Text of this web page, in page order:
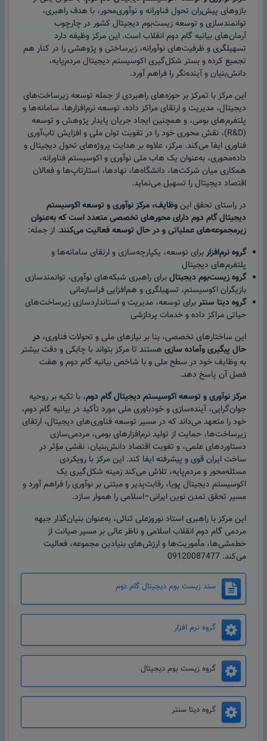
بازوهای پیش‌ران تحول فناورانه و نوآوری‌محور، با هدف راهبری،
توانمندسازی و توسعه زیست‌بوم دیجیتال کشور در چارچوب
آرمان‌های بیانیه گام دوم انقلاب است. این مرکز وظیفه دارد
تسهیلگری و ظرفیت‌های نوآورانه، زیرساختی و پژوهشی را در کنار هم
تجمیع کرده و بستر شکل‌گیری اکوسیستم دیجیتال مردم‌پایه،
دانش‌بنیان و آینده‌نگر را فراهم آورد.
این مرکز با تمرکز بر حوزه‌های راهبردی از جمله توسعه زیرساخت‌های
دیجیتال، مدیریت و ارتقای مراکز داده، توسعه نرم‌افزارها، سامانه‌ها و
پلتفرم‌های بومی، و همچنین ایجاد جریان پایدار پژوهش و توسعه
(R&D)، نقش محوری خود را در تقویت توان ملی و افزایش تاب‌آوری
فناوری ایفا می‌کند. مرکز، علاوه بر هدایت پروژه‌های تحول دیجیتال و
داده‌محوری، به‌عنوان یک هاب ملی نوآوری و اکوسیستم فناورانه،
همکاری میان شرکت‌ها، دانشگاه‌ها، نهادها، استارتاپ‌ها و فعالان
اقتصاد دیجیتال را تسهیل می‌نماید.
در راستای تحقق اینوظایف، مرکز نوآوری و توسعه اکوسیستم
دیجیتال گام دوم دارای محورهای تخصصی متعدد است که به‌عنوان
زیرمجموعه‌های عملیاتی و در حال توسعه فعالیت می‌کنند. از جمله:
گروه نرم‌افزاربرای توسعه، یکپارچه‌سازی و ارتقای سامانه‌ها و
پلتفرم‌های دیجیتال
گروه زیست‌بوم دیجیتالبرای راهبری شبکه‌های نوآوری، توانمندسازی
بازیگران اکوسیستم، تسهیلگری و هم‌افزایی فراسازمانی
گروه دیتا سنتربرای توسعه، مدیریت و استانداردسازی زیرساخت‌های
حیاتی مراکز داده و خدمات پردازشی
این ساختارهای تخصصی، بنا بر نیازهای ملی و تحولات فناوری، در
حال پیگیری وآماده سازی هستند تا مرکز بتواند با چابکی و دقت بیشتر
به وظایف خود در سطح ملی و با شاخص بیانیه گام دوم و هفت
فصل آن پاسخ دهد.
مرکز نوآوری و توسعه اکوسیستم دیجیتال گام دوم، با تکیه بر روحیه
جوان‌گرایی، آینده‌سازی و خودباوری ملی مورد تأکید در بیانیه گام دوم،
خود را متعهد می‌داند که در مسیر توسعه فناوری‌های دیجیتال، ارتقای
زیرساخت‌ها، حمایت از تولید نرم‌افزارهای بومی، مردمی‌سازی
دستاوردهای علمی، و تقویت اقتصاد دانش‌بنیان، نقشی مؤثر در
ساخت ایران قوی و پیشرفته ایفا کند. این مرکز با رویکردی
مسئله‌محور و مردم‌پایه، تلاش می‌کند زمینه شکل‌گیری یک
اکوسیستم دیجیتال پویا، رقابت‌پذیر و مبتنی بر نوآوری را فراهم آورد و
مسیر تحقق تمدن نوین ایرانی–اسلامی را هموار سازد.
این مرکز با راهبری استاد نوروزعلی ثنائی، به‌عنوان بنیان‌گذار جبهه
مردمی گام دوم انقلاب اسلامی و ناظر عالی بر مسیر صیانت از
خط‌مشی‌ها، مأموریت‌ها و ارزش‌های بنیادین مجموعه، فعالیت
می‌کند. 09120087477
سند زیست بوم دیجیتال گام دوم
گروه نرم افزار
گروه زیست بوم دیجیتال
گروه دیتا سنتر